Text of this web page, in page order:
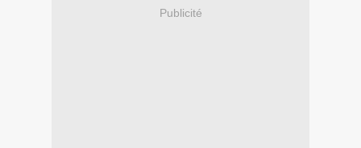
Publicité